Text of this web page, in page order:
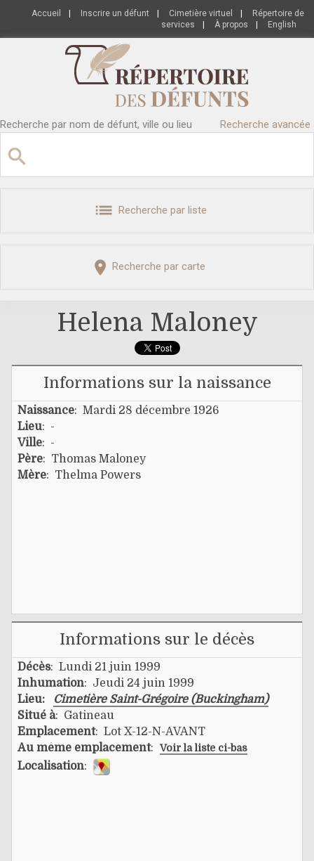
Accueil Inscrire un défunt Cimetière virtuel
Répertoire de
services
À propos English
Recherche par nom de défunt, ville ou lieu Recherche avancée
Recherche par liste
Recherche par carte
Helena Maloney
Informations sur la naissance
Naissance: Mardi 28 décembre 1926
Lieu: -
Ville: -
Père: Thomas Maloney
Mère: Thelma Powers
Informations sur le décès
Décès: Lundi 21 juin 1999
Inhumation: Jeudi 24 juin 1999
Lieu:
Cimetière Saint-Grégoire (Buckingham)
Situé à: Gatineau
Emplacement: Lot X-12-N-AVANT
Au même emplacement: Voir la liste ci-bas
Localisation: